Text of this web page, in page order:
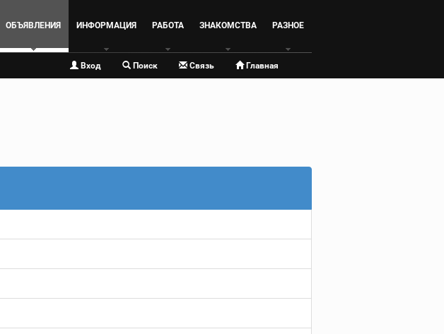
ОБЪЯВЛЕНИЯ ИНФОРМАЦИЯ РАБОТА ЗНАКОМСТВА РАЗНОЕ
Вход Поиск Связь Главная